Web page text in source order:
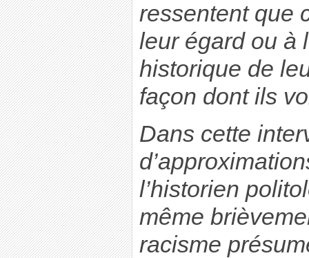
ressentent que
leur égard ou à
historique de
façon dont ils
Dans cette
l’historien
même
racisme